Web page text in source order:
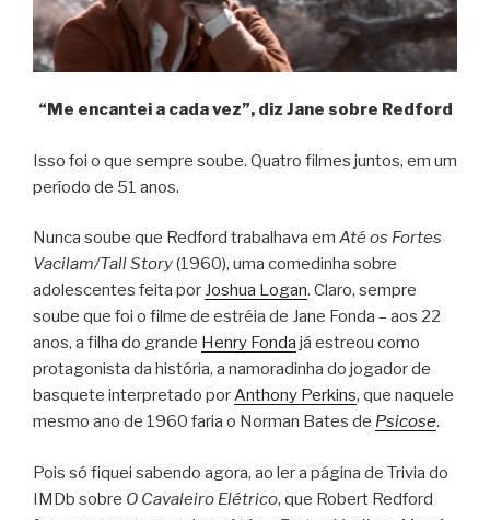
“Me encantei a cada vez”, diz Jane sobre Redford
Isso foi o que sempre soube. Quatro filmes juntos, em um
período de 51 anos.
Nunca soube que Redford trabalhava em Até os Fortes
Vacilam/Tall Story(1960), uma comedinha sobre
adolescentes feita por Joshua Logan. Claro, sempre
soube que foi o filme de estréia de Jane Fonda – aos 22
anos, a filha do grande Henry Fonda já estreou como
protagonista da história, a namoradinha do jogador de
basquete interpretado porAnthony Perkins, que naquele
mesmo ano de 1960 faria o Norman Bates de Psicose.
Pois só fiquei sabendo agora, ao ler a página de Trivia do
IMDb sobre O Cavaleiro Elétrico, que Robert Redford